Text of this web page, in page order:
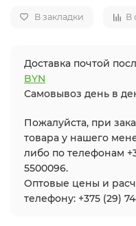
В закладки В
Доставка почтой
BYN
Самовывоз день в
Пожалуйста, при
товара у нашего
либо по телефонам
5500096.
Оптовые цены и
телефону: +375 (29)